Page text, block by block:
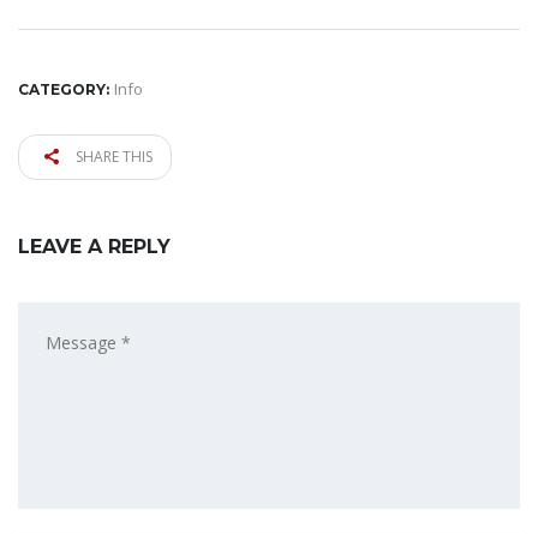
CATEGORY: Info
SHARE THIS
LEAVE A REPLY